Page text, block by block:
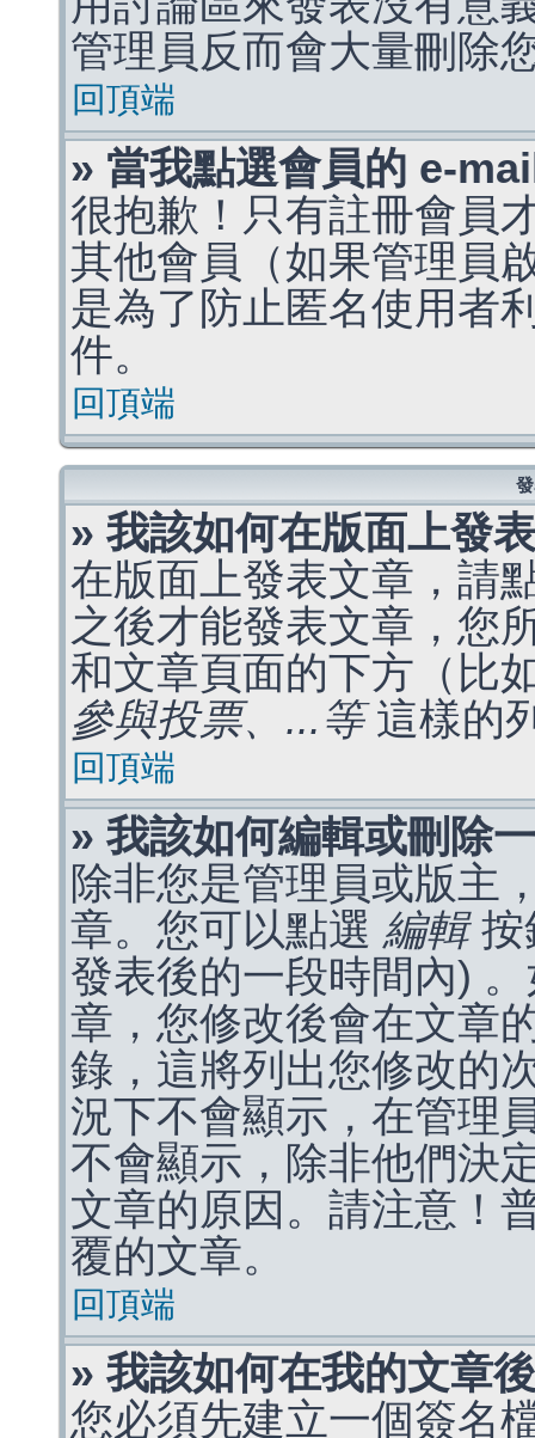
管理員反而會大量刪除
回頂端
» 當我點選會員的 e-
很抱歉！只有註冊會員
其他會員（如果管理員
是為了防止匿名使用者
件。
回頂端
» 我該如何在版面上發
在版面上發表文章，請
之後才能發表文章，您
和文章頁面的下方（比
參與投票、...等這樣的
回頂端
» 我該如何編輯或刪除
除非您是管理員或版主
章。您可以點選 編輯按
發表後的一段時間內)
章，您修改後會在文章
錄，這將列出您修改的
況下不會顯示，在管理
不會顯示，除非他們決
文章的原因。請注意！
覆的文章。
回頂端
» 我該如何在我的文章
您必須先建立一個簽名